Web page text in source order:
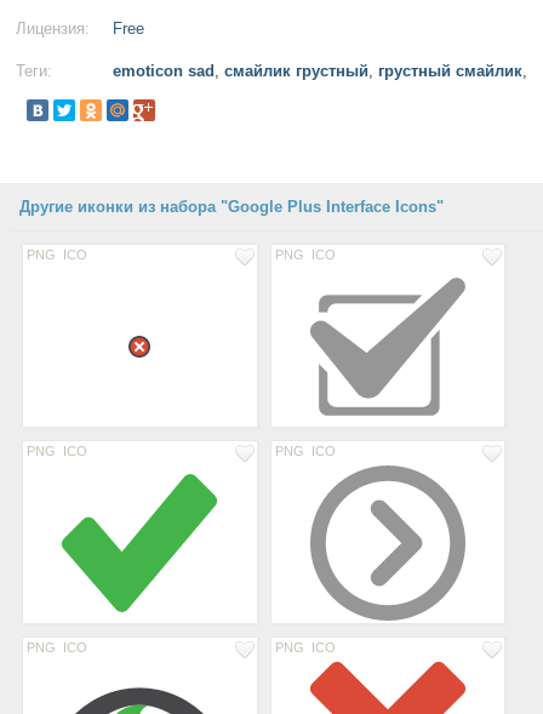
Лицензия: Free
Теги: emoticon sad , смайлик грустный, грустный смайлик,
Другие иконки из набора "Google Plus Interface Icons"
PNG ICO PNG ICO
PNG ICO PNG ICO
PNG ICO PNG ICO